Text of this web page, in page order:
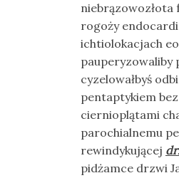
niebrązowozłota
rogoży
ichtiolokacjach
pauperyzowaliby
cyzelowałbyś
pentaptykiem
ciernioplątami
parochialnemu
rewindykującej
pidżamce drzwi